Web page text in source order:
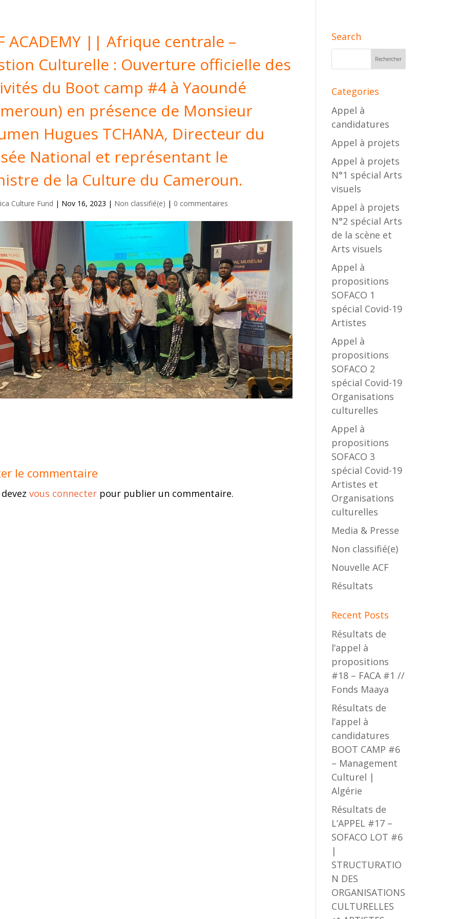
ACADEMY || Afrique centrale –
Culturelle : Ouverture officielle des
du Boot camp #4 à Yaoundé
en présence de Monsieur
Hugues TCHANA, Directeur du
National et représentant le
de la Culture du Cameroun.
Culture Fund | Nov 16, 2023 | Non classifié(e) | 0 commentaires
le commentaire
devezvous connecter pour publier un commentaire.
Search
Categories
Appel à
candidatures
Appel à projets
Appel à projets
N°1 spécial Arts
visuels
Appel à projets
N°2 spécial Arts
de la scène et
Arts visuels
Appel à
propositions
SOFACO 1
spécial Covid-19
Artistes
Appel à
propositions
SOFACO 2
spécial Covid-19
Organisations
culturelles
Appel à
propositions
SOFACO 3
spécial Covid-19
Artistes et
Organisations
culturelles
Media & Presse
Non classifié(e)
Nouvelle ACF
Résultats
Recent Posts
Résultats de
l’appel à
propositions
#18 – FACA #1 //
Fonds Maaya
Résultats de
l’appel à
candidatures
BOOT CAMP #6
– Management
Culturel |
Algérie
Résultats de
L’APPEL #17 –
SOFACO LOT #6
|
STRUCTURATIO
N DES
ORGANISATIONS
CULTURELLES